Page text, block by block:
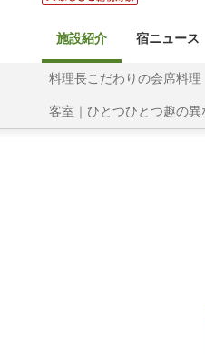
施設紹介 宿ニュース
料理長こだわりの会席料理
客室｜ひとつひとつ趣の異